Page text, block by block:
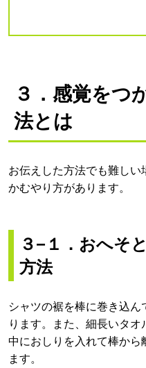
３．感覚をつ
法とは
お伝えした方法でも難し
かむやり方があります。
３−１．おへそ
方法
シャツの裾を棒に巻き込
ります。また、細長いタ
中におしりを入れて棒から
ます。